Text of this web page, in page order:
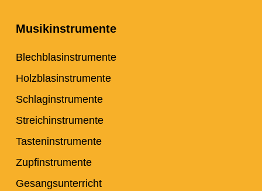
Musikinstrumente
Blechblasinstrumente
Holzblasinstrumente
Schlaginstrumente
Streichinstrumente
Tasteninstrumente
Zupfinstrumente
Gesangsunterricht